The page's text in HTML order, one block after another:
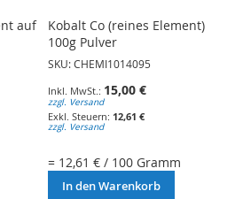
auf
Kobalt Co (reines Element)
100g Pulver
SKU: CHEMI1014095
15,00 €
zzgl. Versand
12,61 €
zzgl. Versand
= 12,61 € / 100 Gramm
In den Warenkorb